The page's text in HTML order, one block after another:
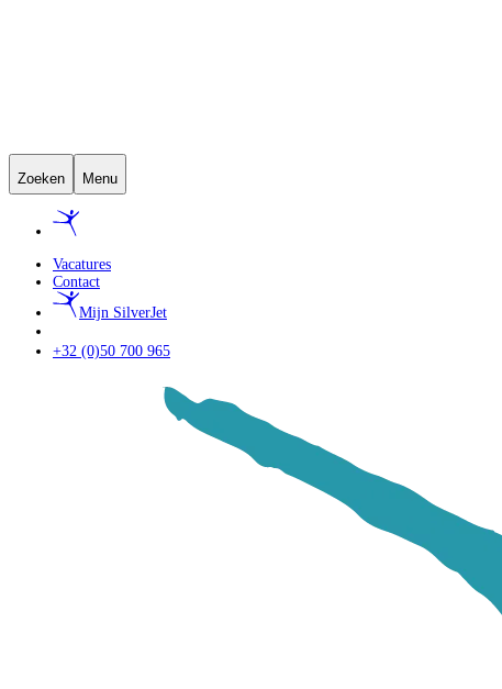
Zoeken Menu
Vacatures
Contact
Mijn SilverJet
+32 (0)50 700 965